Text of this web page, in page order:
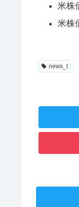
米株
米株
news_t